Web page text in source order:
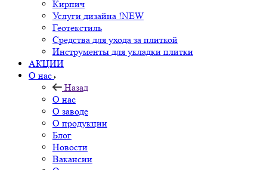
Кирпич
Услуги дизайна !NEW
Геотекстиль
Средства для ухода за плиткой
Инструменты для укладки плитки
АКЦИИ
О нас
Назад
О нас
О заводе
О продукции
Блог
Новости
Вакансии